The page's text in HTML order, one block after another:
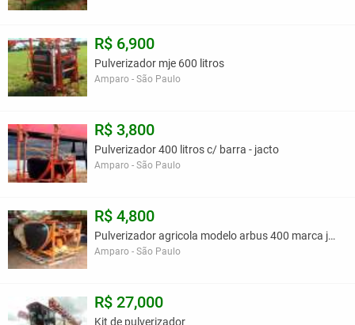
R$ 6,900
Pulverizador mje 600 litros
Amparo - São Paulo
R$ 3,800
Pulverizador 400 litros c/ barra - jacto
Amparo - São Paulo
R$ 4,800
Pulverizador agricola modelo arbus 400 marca jacto
Amparo - São Paulo
R$ 27,000
Kit de pulverizador